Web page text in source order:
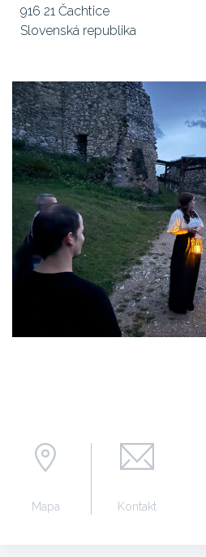
916 21 Čachtice
Slovenská republika
Mapa Kontakt